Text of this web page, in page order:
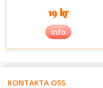
19 kr
Info
KONTAKTA OSS